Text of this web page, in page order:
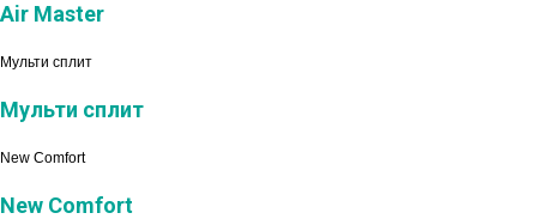
Air Master
Мульти сплит
Мульти сплит
New Comfort
New Comfort